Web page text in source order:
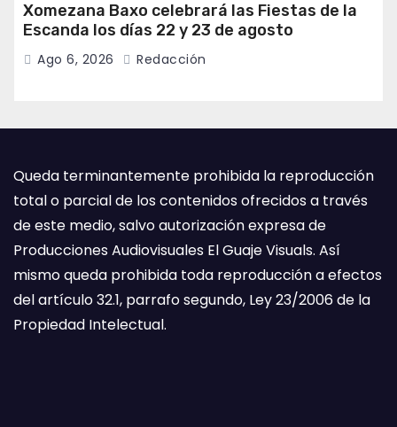
Xomezana Baxo celebrará las Fiestas de la
Escanda los días 22 y 23 de agosto
Ago 6, 2026 Redacción
Queda terminantemente prohibida la reproducción
total o parcial de los contenidos ofrecidos a través
de este medio, salvo autorización expresa de
Producciones Audiovisuales El Guaje Visuals. Así
mismo queda prohibida toda reproducción a efectos
del artículo 32.1, parrafo segundo, Ley 23/2006 de la
Propiedad Intelectual.